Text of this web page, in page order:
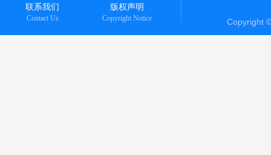
联系我们
Contact Us
版权声明
Copyright Notice Copyright